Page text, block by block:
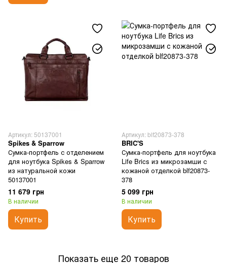
Артикул: 50137001
Spikes & Sparrow
Сумка-портфель с отделением
для ноутбука Spikes & Sparrow
из натуральной кожи
50137001
11 679 грн
В наличии
Купить
Артикул: blf20873-378
BRIC'S
Сумка-портфель для ноутбука
Life Brics из микрозамши с
кожаной отделкой blf20873-
378
5 099 грн
В наличии
Купить
Показать еще 20 товаров